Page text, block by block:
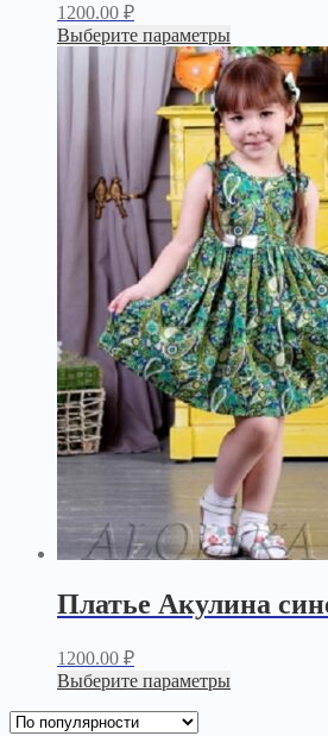
1200.00 ₽
Выберите параметры
Платье Акулина
1200.00 ₽
Выберите параметры